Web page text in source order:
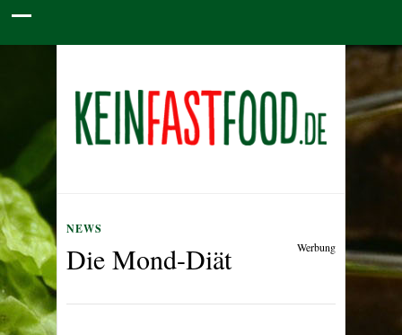
NEWS
Die Mond-Diät Werbung